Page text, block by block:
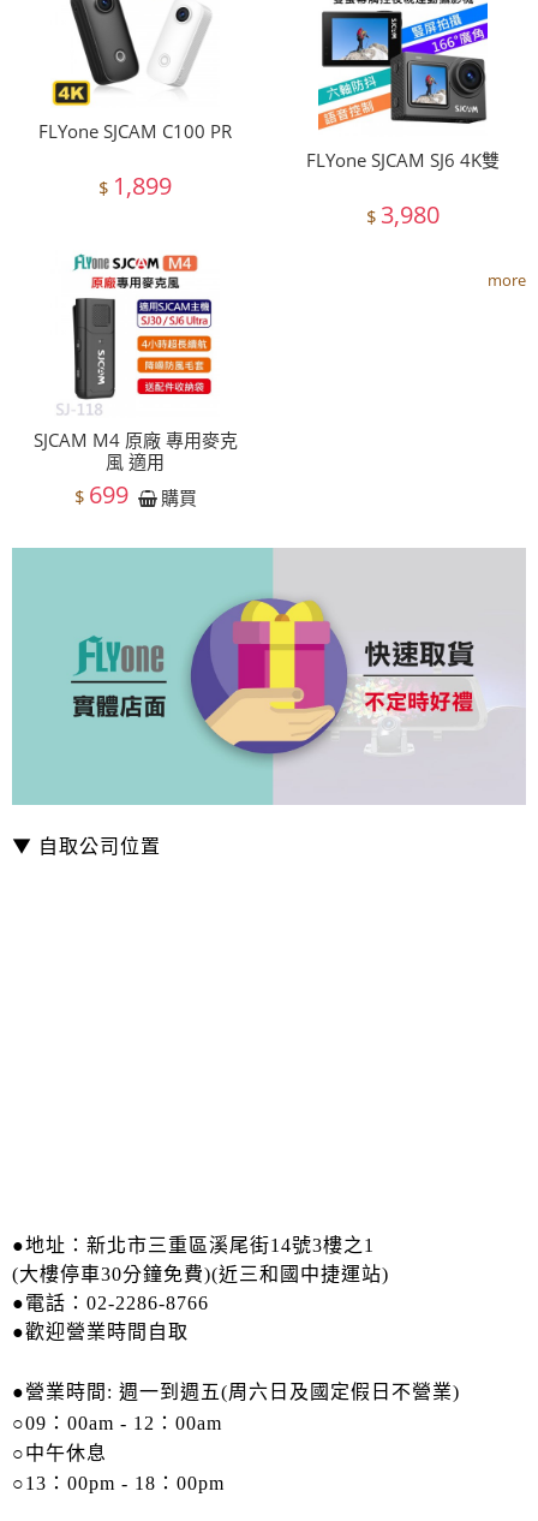
FLYone SJCAM C100 PR
$ 1,899
FLYone SJCAM SJ6 4K雙
$ 3,980
SJCAM M4 原廠 專用麥克
風 適用
$ 699 購買
more
▼ 自取公司位置
●地址：新北市三重區溪尾街14號3樓之1
(大樓停車30分鐘免費)(近三和國中捷運站)
●電話：02-2286-8766
●歡迎營業時間自取
●營業時間: 週一到週五(周六日及國定假日不營業)
○09：00am - 12：00am
○中午休息
○13 ：00pm - 18：00pm